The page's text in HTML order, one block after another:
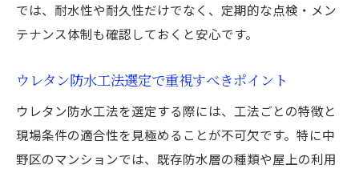
では、耐水性や耐久性だけでなく、定期的な点検・メン
テナンス体制も確認しておくと安心です。
ウレタン防水工法選定で重視すべきポイント
ウレタン防水工法を選定する際には、工法ごとの特徴と
現場条件の適合性を見極めることが不可欠です。特に中
野区のマンションでは、既存防水層の種類や屋上の利用